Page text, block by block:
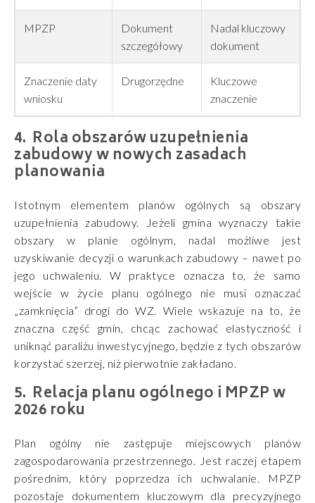
MPZP
Dokument
szczegółowy
Nadal kluczowy
dokument
Znaczenie daty
wniosku
Drugorzędne
Kluczowe
znaczenie
Rola obszarów uzupełnienia
zabudowy w nowych zasadach
planowania
Istotnym elementem planów ogólnych są obszary
uzupełnienia zabudowy. Jeżeli gmina wyznaczy takie
obszary w planie ogólnym, nadal możliwe jest
uzyskiwanie decyzji o warunkach zabudowy – nawet po
jego uchwaleniu. W praktyce oznacza to, że samo
wejście w życie planu ogólnego nie musi oznaczać
„zamknięcia” drogi do WZ. Wiele wskazuje na to, że
znaczna część gmin, chcąc zachować elastyczność i
uniknąć paraliżu inwestycyjnego, będzie z tych obszarów
korzystać szerzej, niż pierwotnie zakładano.
Relacja planu ogólnego i MPZP w
2026 roku
Plan ogólny nie zastępuje miejscowych planów
zagospodarowania przestrzennego. Jest raczej etapem
pośrednim, który poprzedza ich uchwalanie. MPZP
pozostaje dokumentem kluczowym dla precyzyjnego